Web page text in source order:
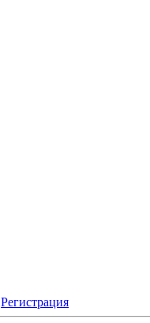
Регистрация